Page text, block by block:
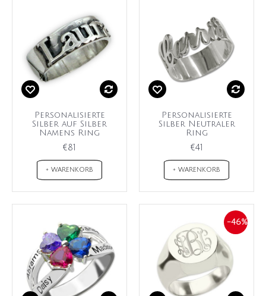
Personalisierte
Silber auf Silber
Namens Ring
€81
+ WARENKORB
Personalisierte
Silber Neutraler
Ring
€41
+ WARENKORB
-46%